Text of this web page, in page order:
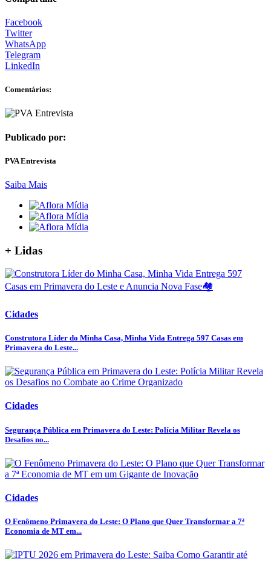
Facebook
Twitter
WhatsApp
Telegram
LinkedIn
Comentários:
Publicado por:
PVA Entrevista
Saiba Mais
+ Lidas
Cidades
Construtora Líder do Minha Casa, Minha Vida Entrega 597 Casas em
Primavera do Leste...
Cidades
Segurança Pública em Primavera do Leste: Polícia Militar Revela os
Desafios no...
Cidades
O Fenômeno Primavera do Leste: O Plano que Quer Transformar a 7ª
Economia de MT em...